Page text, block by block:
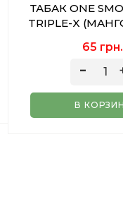
ТАБАК ONE
TRIPLE-X
65 грн.
В